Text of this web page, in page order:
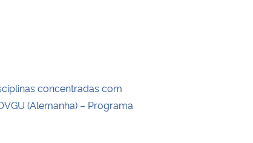
concentradas com
(Alemanha) – Programa